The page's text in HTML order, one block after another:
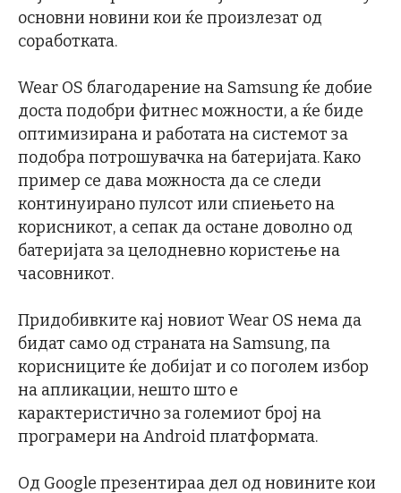
основни новини кои ќе произлезат од
соработката.
Wear OS благодарение на Samsung ќе добие
доста подобри фитнес можности, а ќе биде
оптимизирана и работата на системот за
подобра потрошувачка на батеријата. Како
пример се дава можноста да се следи
континуирано пулсот или спиењето на
корисникот, а сепак да остане доволно од
батеријата за целодневно користење на
часовникот.
Придобивките кај новиот Wear OS нема да
бидат само од страната на Samsung, па
корисниците ќе добијат и со поголем избор
на апликации, нешто што е
карактеристично за големиот број на
програмери на Android платформата.
Од Google презентираа дел од новините кои